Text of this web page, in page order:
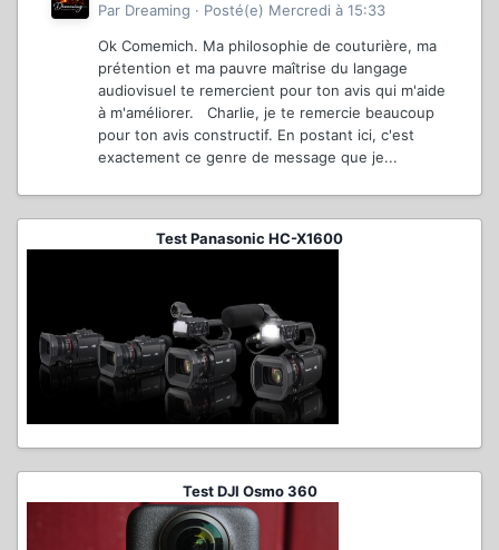
Par Dreaming · Posté(e) Mercredi à 15:33
Ok Comemich. Ma philosophie de couturière, ma
prétention et ma pauvre maîtrise du langage
audiovisuel te remercient pour ton avis qui m'aide
à m'améliorer. Charlie, je te remercie beaucoup
pour ton avis constructif. En postant ici, c'est
exactement ce genre de message que je...
Test Panasonic HC-X1600
Test DJI Osmo 360